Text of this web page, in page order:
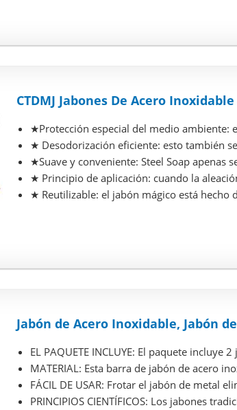
CTDMJ Jabones De Acero
★Protección especial del medio ambiente:
★ Desodorización eficiente: esto también
★Suave y conveniente: Steel Soap apenas
★ Principio de aplicación: cuando la
★ Reutilizable: el jabón mágico está hecho
Jabón de Acero Inoxidable, Jabón
EL PAQUETE INCLUYE: El paquete
MATERIAL: Esta barra de jabón de acero
FÁCIL DE USAR: Frotar el jabón de metal
PRINCIPIOS CIENTÍFICOS: Los jabones